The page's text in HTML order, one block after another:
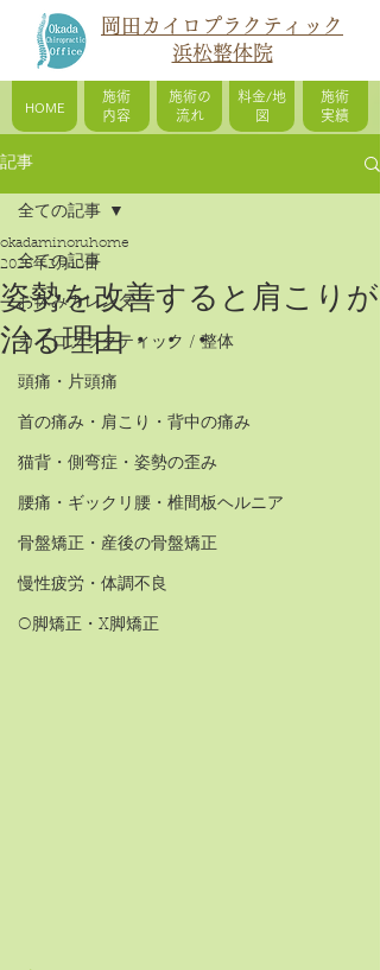
HOME
施術
内容
施術の
流れ
料金/地
図
施術
実績
岡田カイロプラクティック
浜松整体院
記事
全ての記事
お休みカレンダー
カイロプラクティック / 整体
頭痛・片頭痛
首の痛み・肩こり・背中の痛み
猫背・側弯症・姿勢の歪み
腰痛・ギックリ腰・椎間板ヘルニア
骨盤矯正・産後の骨盤矯正
慢性疲労・体調不良
O脚矯正・X脚矯正
全ての記事
姿勢を改善すると肩こりが
治る理由・・・
okadaminoruhome
2025年2月12日